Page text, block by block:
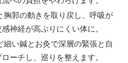
胸郭の動きを取り戻し、呼吸が
神経が高ぶりにくい体に。
細い鍼とお灸で深層の緊張と自
ーチし、巡りを整えます。